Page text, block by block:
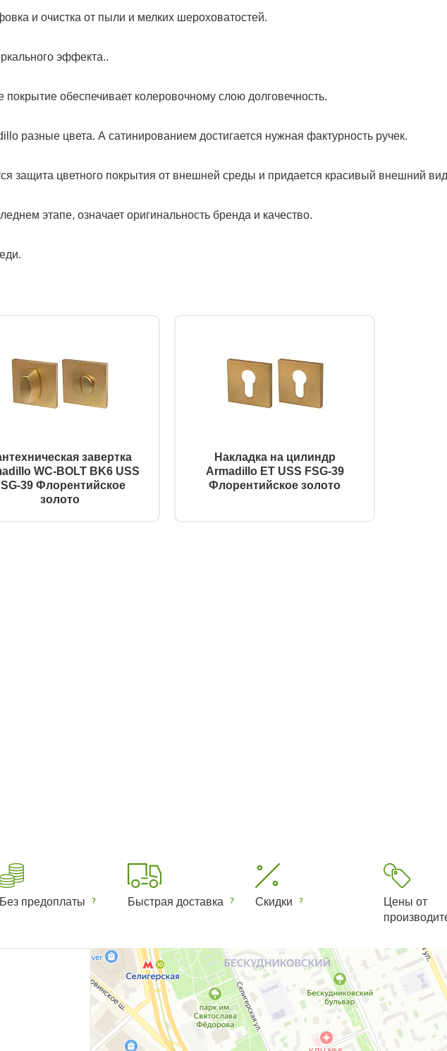
и очистка от пыли и мелких шероховатостей.
эффекта..
обеспечивает колеровочному слою долговечность.
разные цвета. А сатинированием достигается нужная фактурность ручек.
защита цветного покрытия от внешней среды и придается красивый внешний
этапе, означает оригинальность бренда и качество.
завертка
WC-BOLT BK6 USS
39 Флорентийское
золото
Накладка на цилиндр
Armadillo ET USS FSG-39
Флорентийское золото
Без предоплаты Быстрая доставка Скидки
Цены от